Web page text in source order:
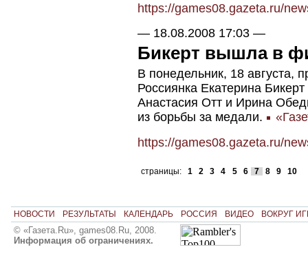
https://games08.gazeta.ru/
— 18.08.2008 17:03 —
Бикерт вышла в
В понедельник, 18 августа,
Россиянка Екатерина
Анастасия Отт и Ирина
из борьбы за медали.
https://games08.gazeta.ru/
страницы: 1 2 3 4 5 6 7 8 9 10
НОВОСТИ РЕЗУЛЬТАТЫ КАЛЕНДАРЬ РОССИЯ ВИДЕО ВОКРУГ
© «Газета.Ru», games08.Ru, 2008.
Информация об ограничениях.